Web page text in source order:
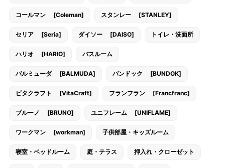
コールマン [Coleman] スタンレー [STANLEY]
セリア [Seria] ダイソー [DAISO] トイレ・洗面所
ハリオ [HARIO] バスルーム
バルミューダ [BALMUDA] バンドック [BUNDOK]
ビタクラフト [VitaCraft] フランフラン [Francfranc]
ブルーノ [BRUNO] ユニフレーム [UNIFLAME]
ワークマン [workman] 子供部屋・キッズルーム
寝室・ベッドルーム 庭・テラス 押入れ・クローゼット